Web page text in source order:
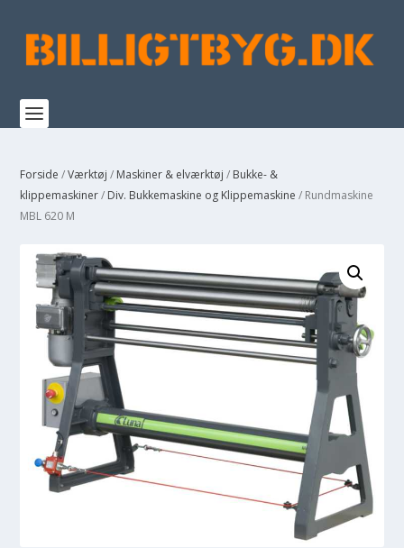
Forside /Værktøj / Maskiner & elværktøj / Bukke- &
klippemaskiner/ Div. Bukkemaskine og Klippemaskine / Rundmaskine
MBL 620 M